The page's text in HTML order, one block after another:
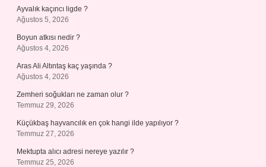
Ayvalık kaçıncı ligde ?
Ağustos 5, 2026
Boyun atkısı nedir ?
Ağustos 4, 2026
Aras Ali Altıntaş kaç yaşında ?
Ağustos 4, 2026
Zemheri soğukları ne zaman olur ?
Temmuz 29, 2026
Küçükbaş hayvancılık en çok hangi ilde yapılıyor ?
Temmuz 27, 2026
Mektupta alıcı adresi nereye yazılır ?
Temmuz 25, 2026